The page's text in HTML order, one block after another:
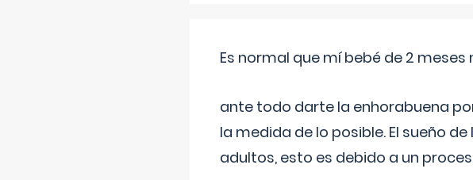
Es normal que mí bebé de 2
ante todo darte la enhorabuena
la medida de lo posible. El sueño
adultos, esto es debido a un